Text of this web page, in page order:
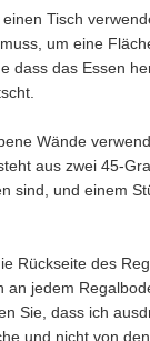
Tisch
um eine
dass das Essen
Wände
aus zwei 45-
sind, und einem
Rückseite des
an jedem
Sie, dass ich
und nicht von